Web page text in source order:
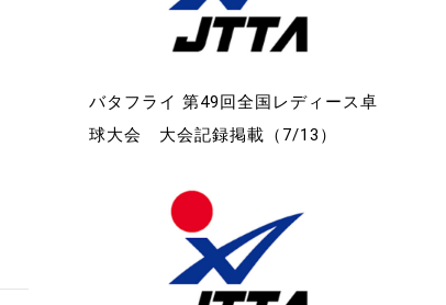
バタフライ 第49回全国レディース卓
球大会 大会記録掲載（7/13）